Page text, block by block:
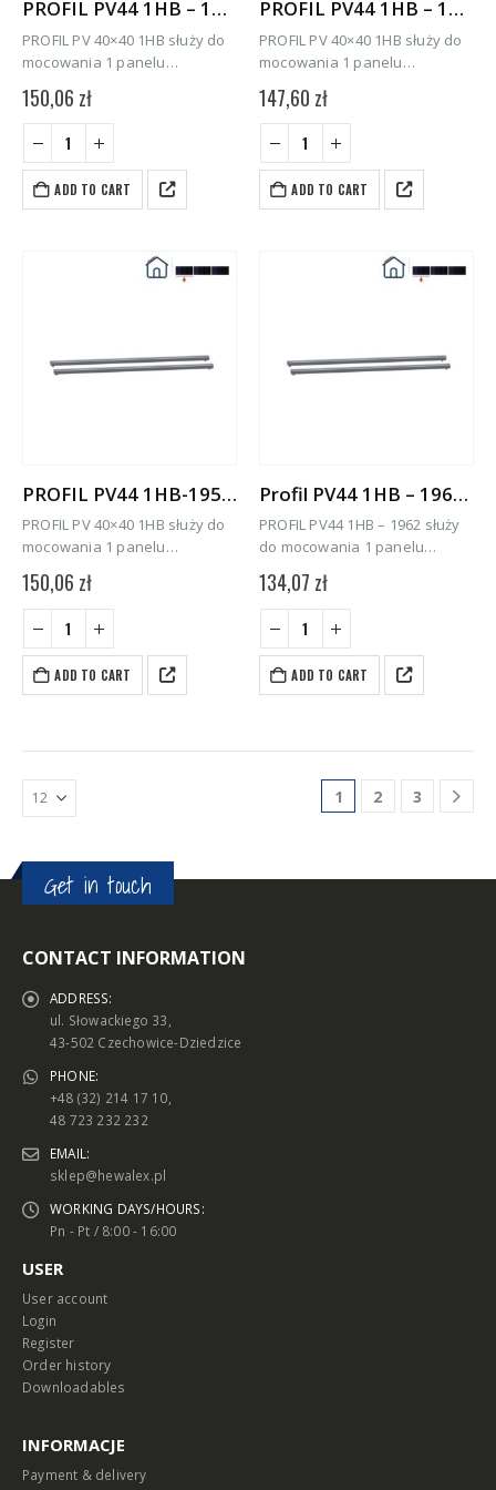
PROFIL PV44 1HB – 1762 (2 SZT)
PROFIL PV 40×40 1HB służy do
mocowania 1 panelu
poziomej (1- na 1 panel, H-
poziomo, B- bazowy). Jest
przeznaczony do systemów
mocowania na dachu skośnym
krytym…
150,06 zł
ADD TO CART
PROFIL PV44 1HB – 1722 (2 SZT)
PROFIL PV 40×40 1HB służy do
mocowania 1 panelu
poziomej (1- na 1 panel, H-
poziomo, B- bazowy). Jest
przeznaczony do systemów
mocowania na dachu skośnym
krytym…
147,60 zł
ADD TO CART
PROFIL PV44 1HB-1953 (2 SZT)
PROFIL PV 40×40 1HB służy do
mocowania 1 panelu
poziomej (1- na 1 panel, H-
poziomo, B- bazowy). Jest
przeznaczony do systemów
mocowania na dachu skośnym
krytym…
150,06 zł
ADD TO CART
Profil PV44 1HB – 1962 (2 szt.)
PROFIL PV44 1HB – 1962 służy
do mocowania 1 panelu
zwiększonym rozmiarze jak
np. SERAPHIM 505 W w pozycji
poziomej (1- na 1 panel, H-
poziomo, B- bazowy)….
134,07 zł
ADD TO CART
1 2 3
Get in touch
CONTACT INFORMATION
ADDRESS:
ul. Słowackiego 33,
43-502 Czechowice-Dziedzice
PHONE:
+48 (32) 214 17 10,
48 723 232 232
EMAIL:
sklep@hewalex.pl
WORKING DAYS/HOURS:
Pn - Pt / 8:00 - 16:00
USER
User account
Login
Register
Order history
Downloadables
INFORMACJE
Payment & delivery